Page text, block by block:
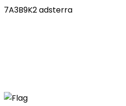
7A3B9K2 adsterra